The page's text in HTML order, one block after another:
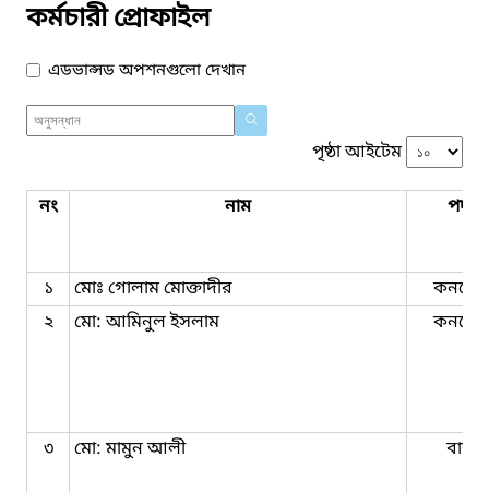
কর্মচারী প্রোফাইল
এডভান্সড অপশনগুলো দেখান
পৃষ্ঠা আইটেম
নং নাম পদবি
১ মোঃ গোলাম মোক্তাদীর
২
মো: আমিনুল ইসলাম
৩ মো: মামুন আলী বাবুর্চি